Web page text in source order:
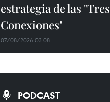
estrategia de las "Tres
Conexiones"
07/08/2026 03:08
PODCAST